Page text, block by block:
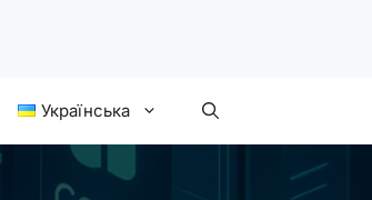
Українська